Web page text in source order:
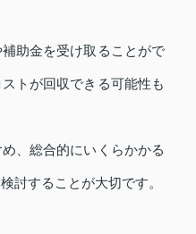
助金を受け取ることがで
トが回収できる可能性も
、総合的にいくらかかる
討することが大切です。